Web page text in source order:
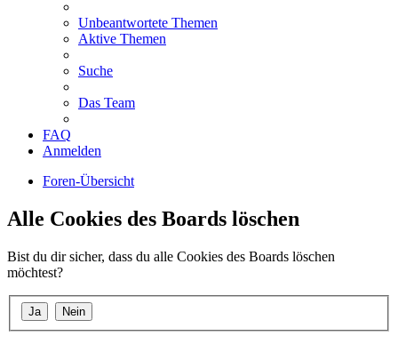
Unbeantwortete Themen
Aktive Themen
Suche
Das Team
FAQ
Anmelden
Foren-Übersicht
Alle Cookies des Boards löschen
Bist du dir sicher, dass du alle Cookies des Boards löschen
möchtest?